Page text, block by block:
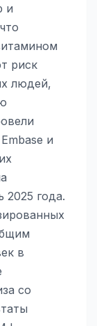
и
риск
людей,
и
2025 года.
в
со